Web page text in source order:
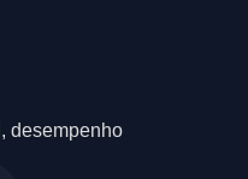
desempenho